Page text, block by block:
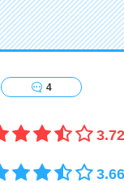
4
3.72
3.66